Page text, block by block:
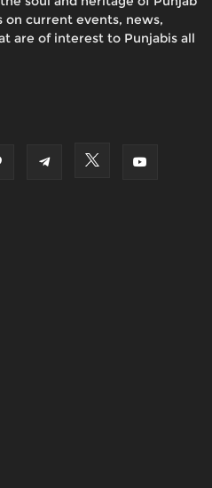
current events, news,
are of interest to Punjabis all